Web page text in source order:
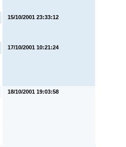
15/10/2001 23:33:12
17/10/2001 10:21:24
18/10/2001 19:03:58